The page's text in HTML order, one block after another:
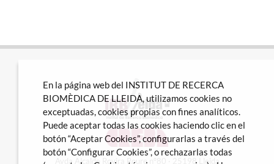
Avda Alcalde Rovira Roure nº80 · 25198 Lleida
En la página web del INSTITUT DE RECERCA
BIOMÈDICA DE LLEIDA, utilizamos cookies no
exceptuadas, cookies propias con fines analíticos.
Puede aceptar todas las cookies haciendo clic en el
botón “Aceptar Cookies”, configurarlas a través del
botón “Configurar Cookies”, o rechazarlas todas